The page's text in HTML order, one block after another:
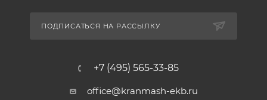
ПОДПИСАТЬСЯ НА РАССЫЛКУ
+7 (495) 565-33-85
office@kranmash-ekb.ru